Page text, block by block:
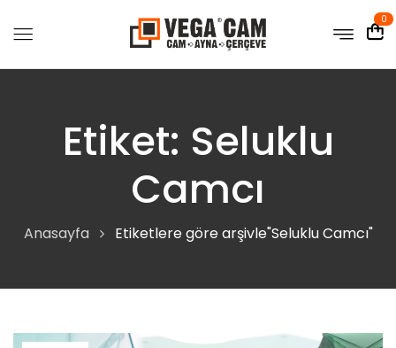
0
Etiket: Seluklu
Camcı
Anasayfa Etiketlere göre arşivle"Seluklu Camcı"